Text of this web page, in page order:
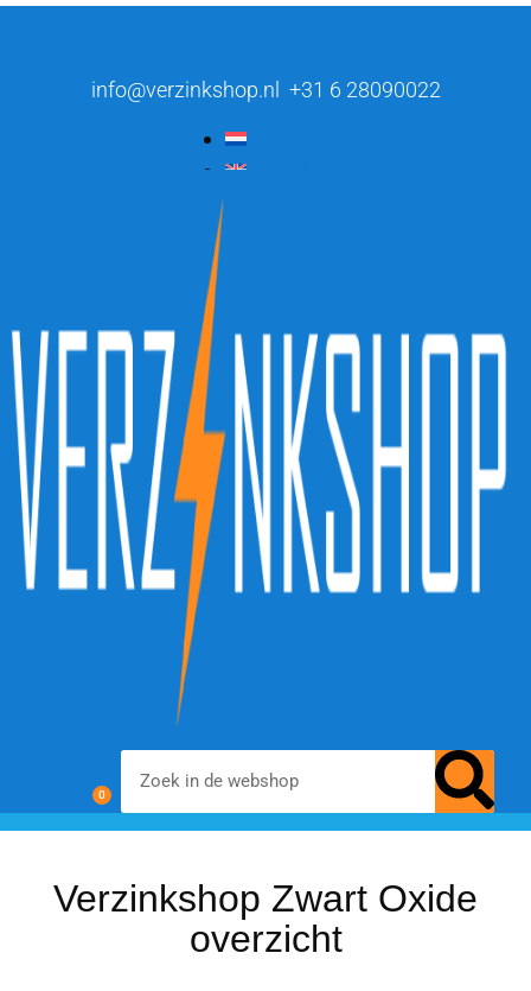
info@verzinkshop.nl
+31 6 28090022
0
Verzinkshop Zwart Oxide
overzicht